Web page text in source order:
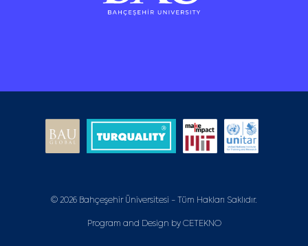
© 2026 Bahçeşehir Üniversitesi - Tüm Hakları Saklıdır.
Program and Design by CETEKNO